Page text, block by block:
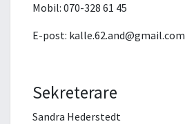
Mobil: 070-328 61 45
E-post: kalle.62.and@gmail.com
Sekreterare
Sandra Hederstedt